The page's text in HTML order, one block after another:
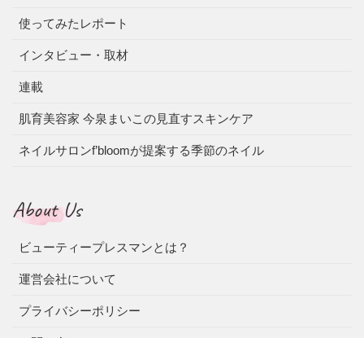
使ってみたレポート
インタビュー・取材
連載
肌育美容家 今泉まいこの見直すスキンケア
ネイルサロンf’bloomが提案する季節のネイル
About Us
ビューティープレスマンとは？
運営会社について
プライバシーポリシー